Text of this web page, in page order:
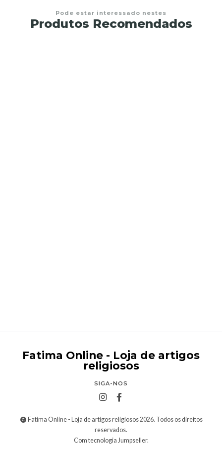
Pode estar interessado nestes
Produtos Recomendados
Fatima Online - Loja de artigos
religiosos
SIGA-NOS
Fatima Online - Loja de artigos religiosos 2026. Todos os direitos
reservados.
Com tecnologia Jumpseller.